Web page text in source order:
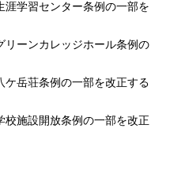
学習センター条例の一部を
ーンカレッジホール条例の
岳荘条例の一部を改正する
施設開放条例の一部を改正